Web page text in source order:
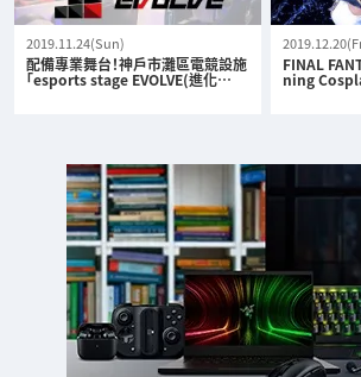
2019.11.24(Sun)
配備專業舞台！神戶市灘區電競設施
「esports stage EVOLVE(進化…
FINAL
ning